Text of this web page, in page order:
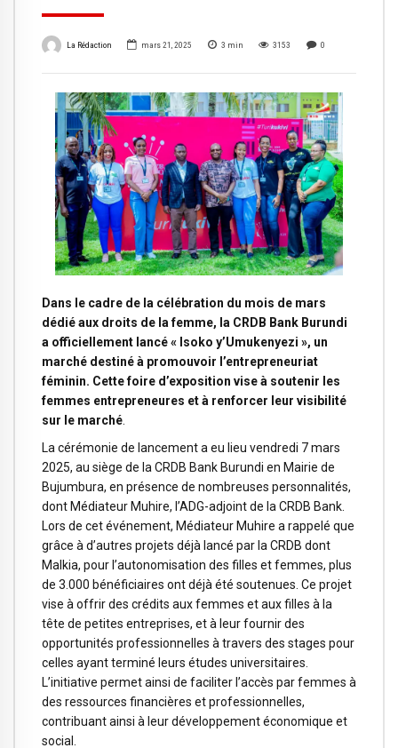
La Rédaction mars 21, 2025 3 min 3153 0
Dans le cadre de la célébration du mois de mars
dédié aux droits de la femme, la CRDB Bank Burundi
a officiellement lancé « Isoko y’Umukenyezi », un
marché destiné à promouvoir l’entrepreneuriat
féminin. Cette foire d’exposition vise à soutenir les
femmes entrepreneures et à renforcer leur visibilité
sur le marché
La cérémonie de lancement a eu lieu vendredi 7 mars
2025, au siège de la CRDB Bank Burundi en Mairie de
Bujumbura, en présence de nombreuses personnalités,
dont Médiateur Muhire, l’ADG-adjoint de la CRDB Bank.
Lors de cet événement, Médiateur Muhire a rappelé que
grâce à d’autres projets déjà lancé par la CRDB dont
Malkia, pour l’autonomisation des filles et femmes, plus
de 3.000 bénéficiaires ont déjà été soutenues. Ce projet
vise à offrir des crédits aux femmes et aux filles à la
tête de petites entreprises, et à leur fournir des
opportunités professionnelles à travers des stages pour
celles ayant terminé leurs études universitaires.
L’initiative permet ainsi de faciliter l’accès par femmes à
des ressources financières et professionnelles,
contribuant ainsi à leur développement économique et
social.